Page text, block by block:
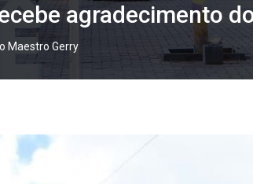
agradecimento
Maestro Gerry